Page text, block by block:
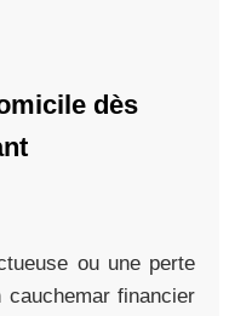
dès
ou une perte
financier